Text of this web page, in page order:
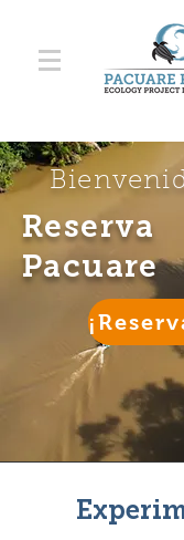
Reserva
Pacuare
Foto: Batsú Estudio